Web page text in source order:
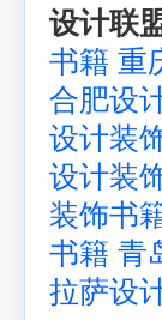
设计联
书籍 重
合肥设
设计装
设计装
装饰书
书籍 青
拉萨设